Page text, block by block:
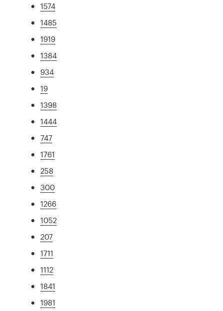
1574
1485
1919
1384
934
19
1398
1444
747
1761
258
300
1266
1052
207
1711
1112
1841
1981